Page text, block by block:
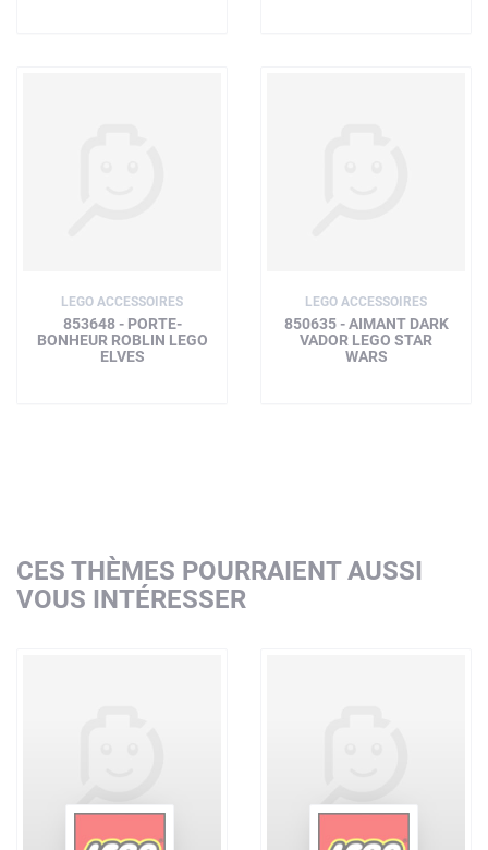
LEGO ACCESSOIRES
853648 - PORTE-
BONHEUR ROBLIN LEGO
ELVES
LEGO ACCESSOIRES
850635 - AIMANT DARK
VADOR LEGO STAR
WARS
CES THÈMES POURRAIENT AUSSI
VOUS INTÉRESSER